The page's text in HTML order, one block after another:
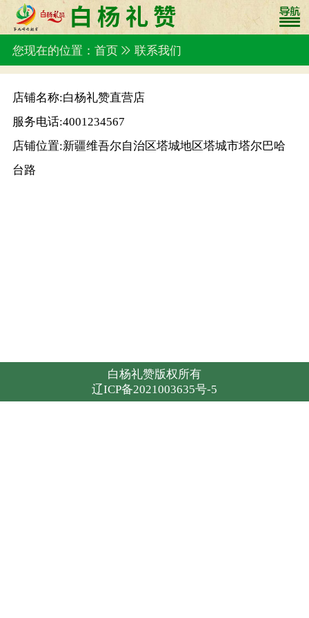
您现在的位置：首页 联系我们
店铺名称:白杨礼赞直营店
服务电话:4001234567
店铺位置:新疆维吾尔自治区塔城地区塔城市塔尔巴哈
台路
白杨礼赞版权所有
辽ICP备2021003635号-5